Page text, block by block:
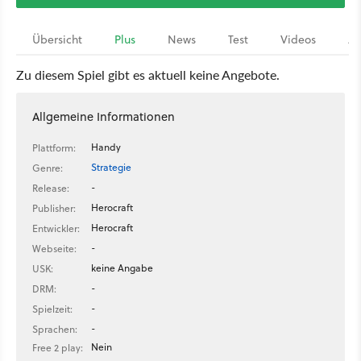
Übersicht Plus News Test Videos
Zu diesem Spiel gibt es aktuell keine Angebote.
Allgemeine Informationen
Plattform:
Handy
Genre:
Strategie
Release:
-
Publisher:
Herocraft
Entwickler:
Herocraft
Webseite:
-
USK:
keine Angabe
DRM:
-
Spielzeit:
-
Sprachen:
-
Free 2 play:
Nein